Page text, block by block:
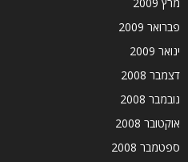
פברואר 2009
ינואר 2009
דצמבר 2008
נובמבר 2008
אוקטובר 2008
ספטמבר 2008